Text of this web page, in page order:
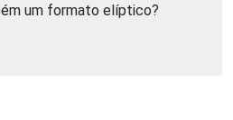
um formato elíptico?